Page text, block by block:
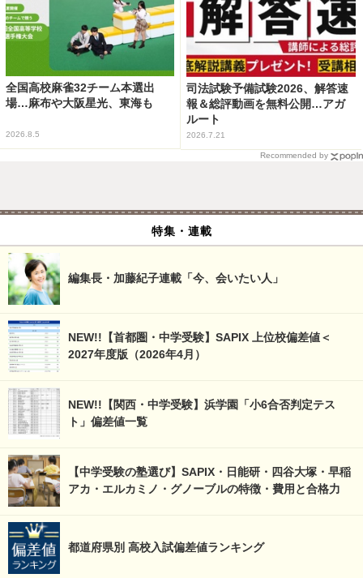
全国高校麻雀32チーム本選出
場…麻布や大阪星光、東海も
2026.8.5
司法試験予備試験2026、解答速
報＆総評動画を無料公開…アガ
ルート
2026.7.21
Recommended by
特集・連載
編集長・加藤紀子連載「今、会いたい人」
NEW!!【首都圏・中学受験】SAPIX 上位校偏差値＜
2027年度版（2026年4月）
NEW!!【関西・中学受験】浜学園「小6合否判定テス
ト」偏差値一覧
【中学受験の塾選び】SAPIX・日能研・四谷大塚・早稲
アカ・エルカミノ・グノーブルの特徴・費用と合格力
都道府県別 高校入試偏差値ランキング